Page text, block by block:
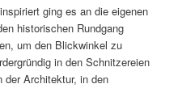
ging es an die eigenen
historischen Rundgang
um den Blickwinkel zu
in den Schnitzereien
der Architektur, in den